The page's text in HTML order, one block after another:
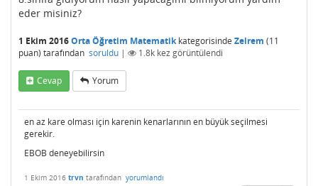
eder misiniz?
1 Ekim 2016Orta Öğretim Matematikkategorisinde Zelrem (11
puan) tarafından soruldu | 1.8k kez görüntülendi
Cevap Yorum
en az kare olması için karenin kenarlarının en büyük seçilmesi
gerekir.
EBOB deneyebilirsin
1 Ekim 2016 trvn tarafından yorumlandı